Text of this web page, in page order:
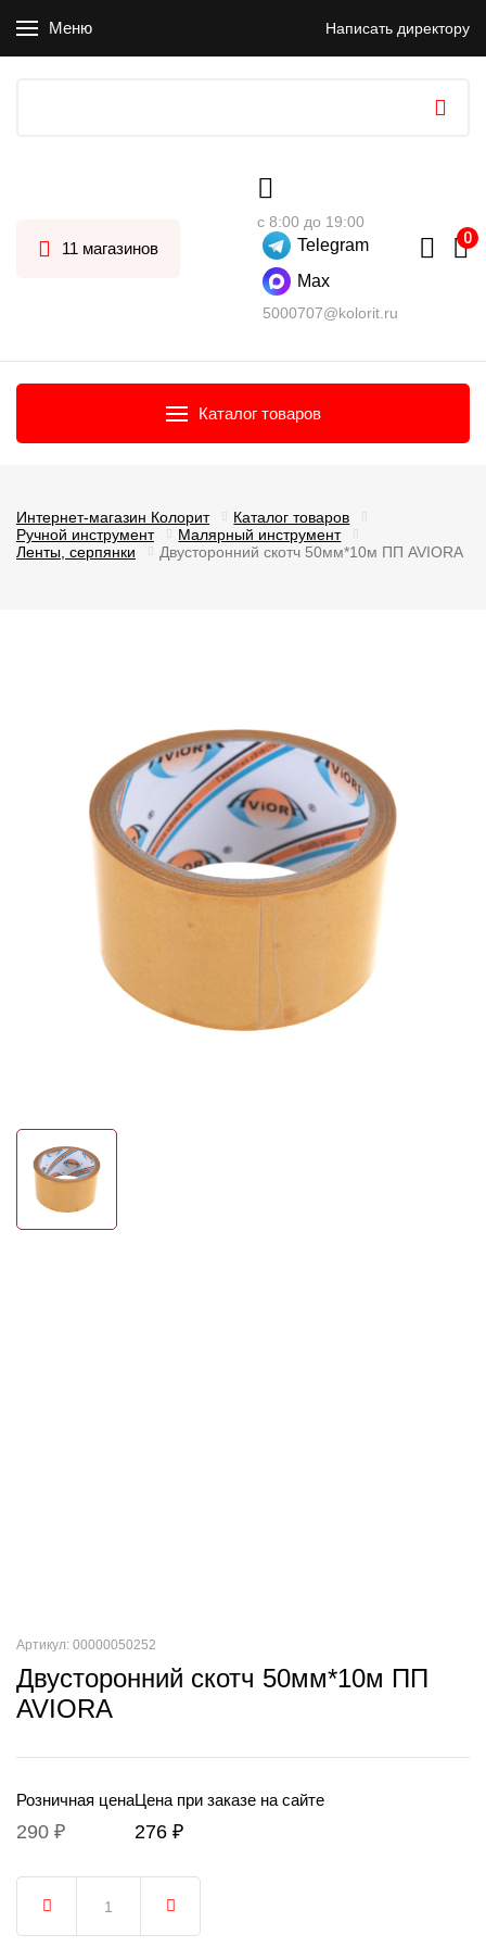
Меню Написать директору
11 магазинов
с 8:00 до 19:00
Telegram
Max
5000707@kolorit.ru
Каталог товаров
Интернет-магазин Колорит
Каталог товаров
Ручной инструмент
Малярный инструмент
Ленты, серпянки
Двусторонний скотч 50мм*10м ПП AVIORA
Артикул: 00000050252
Двусторонний скотч 50мм*10м ПП
AVIORA
Розничная цена
290 ₽
Цена при заказе на сайте
276 ₽